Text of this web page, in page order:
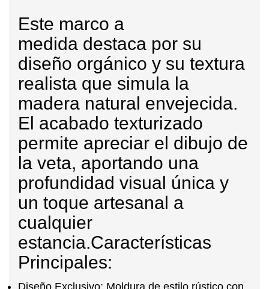
Este marco a
medida destaca por su
diseño orgánico y su textura
realista que simula la
madera natural envejecida.
El acabado texturizado
permite apreciar el dibujo de
la veta, aportando una
profundidad visual única y
un toque artesanal a
cualquier
estancia.Características
Principales:
Diseño Exclusivo: Moldura de estilo rústico con